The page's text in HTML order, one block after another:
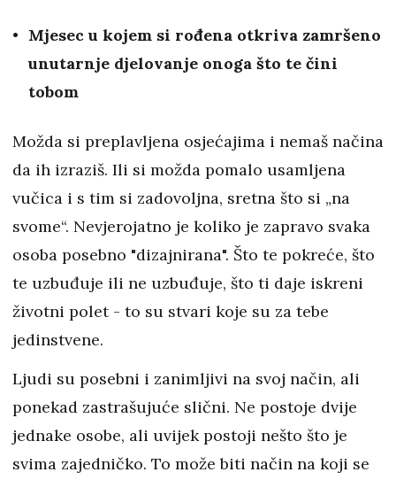
Mjesec u kojem si rođena otkriva zamršeno
unutarnje djelovanje onoga što te čini
tobom
Možda si preplavljena osjećajima i nemaš načina
da ih izraziš. Ili si možda pomalo usamljena
vučica i s tim si zadovoljna, sretna što si „na
svome“. Nevjerojatno je koliko je zapravo svaka
osoba posebno "dizajnirana". Što te pokreće, što
te uzbuđuje ili ne uzbuđuje, što ti daje iskreni
životni polet - to su stvari koje su za tebe
jedinstvene.
Ljudi su posebni i zanimljivi na svoj način, ali
ponekad zastrašujuće slični. Ne postoje dvije
jednake osobe, ali uvijek postoji nešto što je
svima zajedničko. To može biti način na koji se